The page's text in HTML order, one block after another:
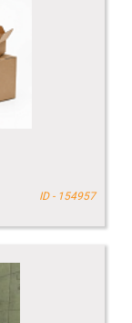
ID - 154957